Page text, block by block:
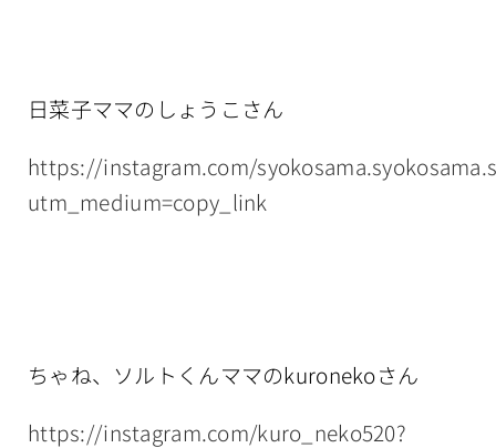
日菜子ママのしょうこさん
https://instagram.com/
utm_medium=copy_link
ちゃね、ソルトくんママのkuronekoさん
https://instagram.com/kuro_neko520?